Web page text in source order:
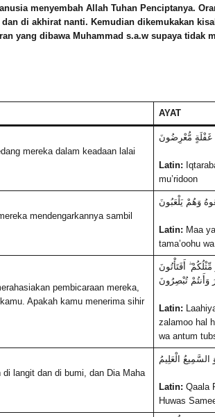
menyembah Allah Tuhan Penciptanya.
di akhirat nanti. Kemudian dikemukakan
yang dibawa Muhammad s.a.w supaya tidak
AYAT
mereka dalam keadaan lalai
غَفْلَةٍ مُّعْرِضُونَ
Latin:
mu’ridoon
mendengarkannya sambil
وَهُمْ يَلْعَبُونَ
Latin: Maa
tama’oohu
pembicaraan mereka,
Apakah kamu menerima sihir
أَفَتَأْتُونَ
وَأَنتُمْ تُبْصِرُونَ
Latin:
zalamoo hal
wa antum
langit dan di bumi, dan Dia Maha
الْعَلِيمُ
Latin: Qaala
Huwas